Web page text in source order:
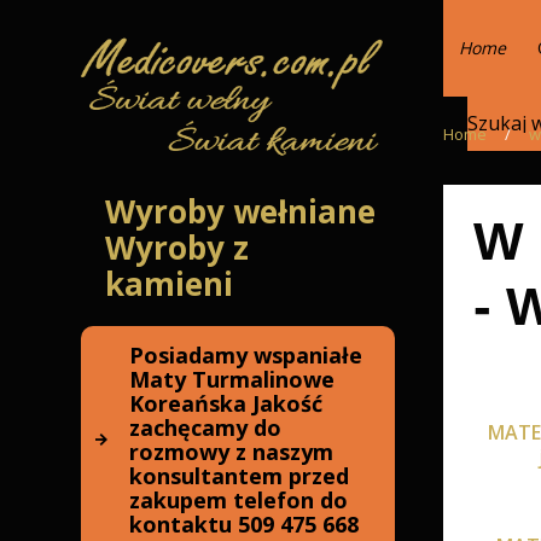
Wyroby wełniane
Wyroby z
kamieni
Posiadamy wspaniałe
Maty Turmalinowe
Koreańska Jakość
zachęcamy do
rozmowy z naszym
konsultantem przed
zakupem telefon do
kontaktu 509 475 668
Home
Home /
W
-